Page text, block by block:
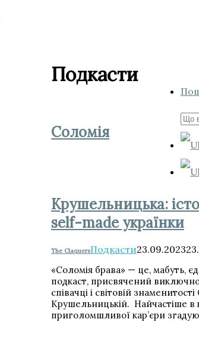
Подкасти
Соломія
Крушельницька:
self-made українки
The ClaquersПодкасти23.09.2023
«Соломія брава» — це, мабуть,
подкаст, присвячений
співачці і світовій
Крушельницькій. Найчастіше в
приголомшливої кар’єри